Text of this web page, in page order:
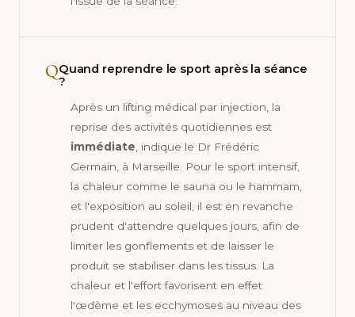
QQuand reprendre le sport après la séance
?
Après un lifting médical par injection, la
reprise des activités quotidiennes est
immédiate , indique le Dr Frédéric
Germain, à Marseille. Pour le sport intensif,
la chaleur comme le sauna ou le hammam,
et l'exposition au soleil, il est en revanche
prudent d'attendre quelques jours, afin de
limiter les gonflements et de laisser le
produit se stabiliser dans les tissus. La
chaleur et l'effort favorisent en effet
l'œdème et les ecchymoses au niveau des